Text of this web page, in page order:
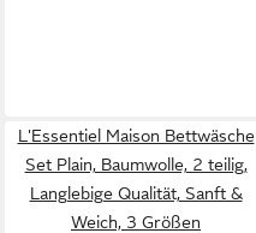
L'Essentiel Maison Bettwäsche
Set Plain, Baumwolle, 2 teilig,
Langlebige Qualität, Sanft &
Weich, 3 Größen